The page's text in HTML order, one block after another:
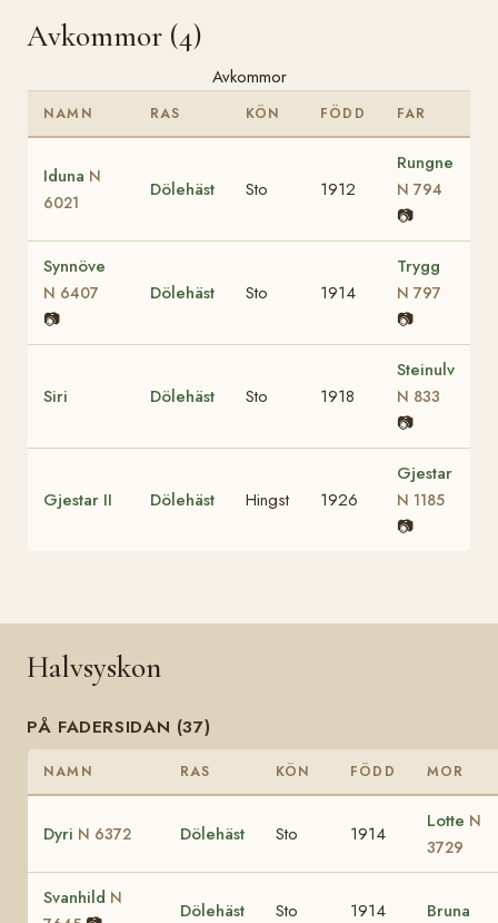
Avkommor (4)
Avkommor
NAMN RAS KÖN FÖDD FAR
Iduna N
6021
Dölehäst Sto 1912
Rungne
N 794
📷
Synnöve
N 6407
📷
Dölehäst Sto 1914
Trygg
N 797
📷
Siri Dölehäst Sto 1918
Steinulv
N 833
📷
Gjestar II Dölehäst Hingst 1926
Gjestar
N 1185
📷
Halvsyskon
PÅ FADERSIDAN (37)
NAMN RAS KÖN FÖDD MOR
Dyri N 6372 Dölehäst Sto 1914
Lotte N
3729
Svanhild N
Dölehäst Sto 1914 Bruna